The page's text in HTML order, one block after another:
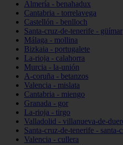
Almería - benahadux
Cantabria - torrelavega
Castellón - benlloch
Santa-cruz-de-tenerife - güímar
Málaga - mollina
Bizkaia - portugalete
La-rioja - calahorra
Murcia - la-unión
A-coruña - betanzos
Valencia - mislata
Cantabria - miengo
Granada - gor
La-rioja - tirgo
Valladolid - villanueva-de-
Santa-cruz-de-tenerife - santa-
Valencia - cullera